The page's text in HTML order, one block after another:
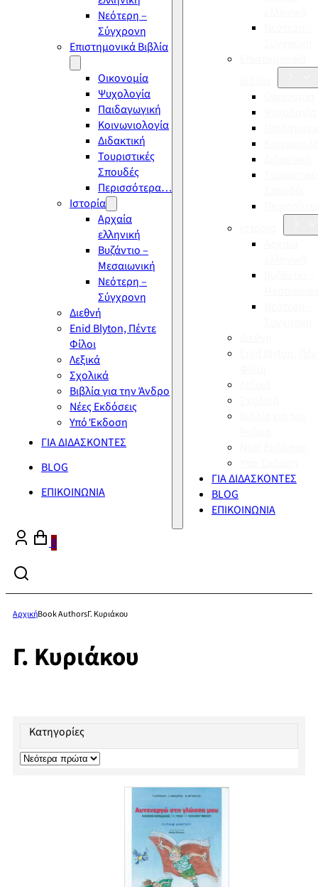
Νεότερη –
Σύγχρονη
Επιστημονικά Βιβλία
Οικονομία
Ψυχολογία
Παιδαγωγική
Κοινωνιολογία
Διδακτική
Τουριστικές
Σπουδές
Περισσότερα…
Ιστορία
Αρχαία
ελληνική
Βυζάντιο –
Μεσαιωνική
Νεότερη –
Σύγχρονη
Διεθνή
Enid Blyton, Πέντε
Φίλοι
Λεξικά
Σχολικά
Βιβλία για την Άνδρο
Νέες Εκδόσεις
Υπό Έκδοση
ΓΙΑ ΔΙΔΑΣΚΟΝΤΕΣ
BLOG
ΕΠΙΚΟΙΝΩΝΙΑ
ΓΙΑ ΔΙΔΑΣΚΟΝΤΕΣ
BLOG
ΕΠΙΚΟΙΝΩΝΙΑ
0
ΑρχικήBook AuthorsΓ. Κυριάκου
Γ. Κυριάκου
Κατηγορίες